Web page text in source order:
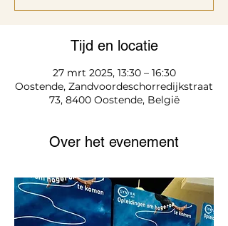
Tijd en locatie
27 mrt 2025, 13:30 – 16:30
Oostende, Zandvoordeschorredijkstraat
73, 8400 Oostende, België
Over het evenement